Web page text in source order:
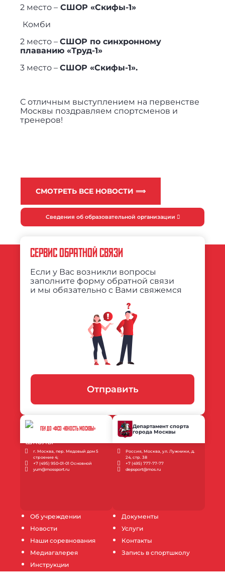
2 место –СШОР «Скифы-1»
Комби
2 место – СШОР по синхронному
плаванию «Труд-1»
3 место – СШОР «Скифы-1».
С отличным выступлением на первенстве
Москвы поздравляем спортсменов и
тренеров!
СМОТРЕТЬ ВСЕ НОВОСТИ ⟹
Сведения об образовательной организации
Об учреждении
Новости
Наши соревнования
Медиагалерея
Инструкции
Документы
Услуги
Контакты
Запись в спортшколу
СЕРВИС ОБРАТНОЙ СВЯЗИ
Если у Вас возникли вопросы
заполните форму обратной связи
и мы обязательно с Вами свяжемся
Отправить
ГБУ ДО «ФСО «ЮНОСТЬ МОСКВЫ»
г. Москва, пер. Медовый дом 5
строение 4;
+7 (495) 950-01-01 Основной
yum@mossport.ru
Департамент спорта
города Москвы
Россия, Москва, ул. Лужники, д.
24, стр. 38
+7 (495) 777-77-77
depsport@mos.ru